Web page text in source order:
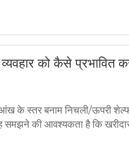
को कैसे प्रभावित
के स्तर बनाम निचली/ऊपरी
की आवश्यकता है कि खरीदार
रखने से...